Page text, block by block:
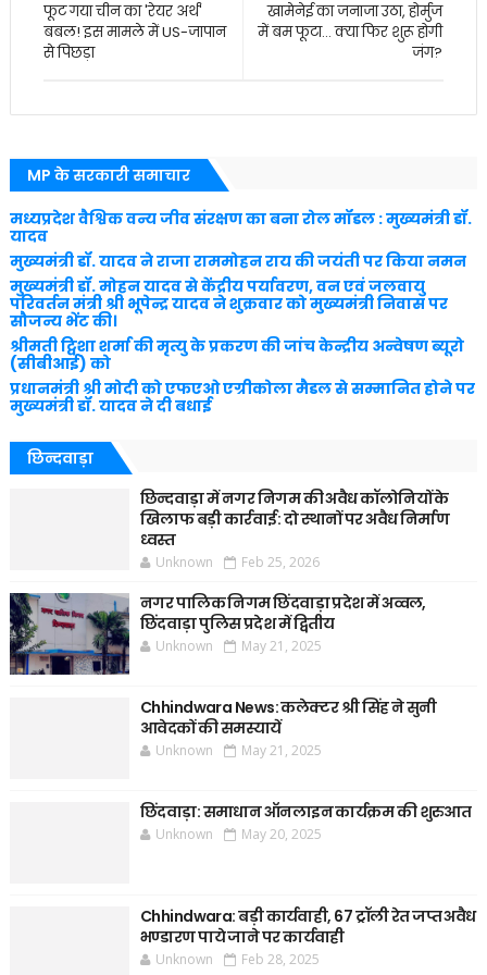
खामेनेई का जनाजा उठा, होर्मुज
में बम फूटा... क्या फिर शुरू होगी
जंग?
फूट गया चीन का 'रेयर अर्थ'
बबल! इस मामले में US-जापान
से पिछड़ा
MP के सरकारी समाचार
मध्यप्रदेश वैश्विक वन्य जीव संरक्षण का बना रोल मॉडल : मुख्यमंत्री डॉ.
यादव
मुख्यमंत्री डॉ. यादव ने राजा राममोहन राय की जयंती पर किया नमन
मुख्यमंत्री डॉ. मोहन यादव से केंद्रीय पर्यावरण, वन एवं जलवायु
परिवर्तन मंत्री श्री भूपेन्द्र यादव ने शुक्रवार को मुख्यमंत्री निवास पर
सौजन्य भेंट की।
श्रीमती ट्विशा शर्मा की मृत्यु के प्रकरण की जांच केन्द्रीय अन्वेषण ब्यूरो
(सीबीआई) को
प्रधानमंत्री श्री मोदी को एफएओ एग्रीकोला मैडल से सम्मानित होने पर
मुख्यमंत्री डॉ. यादव ने दी बधाई
छिन्दवाड़ा
छिन्दवाड़ा में नगर निगम की अवैध कॉलोनियों के
खिलाफ बड़ी कार्रवाई: दो स्थानों पर अवैध निर्माण
ध्वस्त
Unknown Feb 25, 2026
नगर पालिक निगम छिंदवाड़ा प्रदेश में अव्वल,
छिंदवाड़ा पुलिस प्रदेश में द्वितीय
Unknown May 21, 2025
Chhindwara News: कलेक्टर श्री सिंह ने सुनी
आवेदकों की समस्यायें
Unknown May 21, 2025
छिंदवाड़ा: समाधान ऑनलाइन कार्यक्रम की शुरुआत
Unknown May 20, 2025
Chhindwara: बड़ी कार्यवाही, 67 ट्रॉली रेत जप्त अवैध
भण्डारण पाये जाने पर कार्यवाही
Unknown Feb 28, 2025